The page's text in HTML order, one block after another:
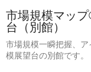
市場規模マッ
台（別館）
市場規模一瞬把握、
模展望台の別館です。